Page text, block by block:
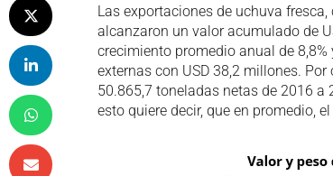
Las exportaciones de uchuva
alcanzaron un valor acumulado de
crecimiento promedio anual de
externas con USD 38,2 millones.
50.865,7 toneladas netas de 2016 a
esto quiere decir, que en promedio,